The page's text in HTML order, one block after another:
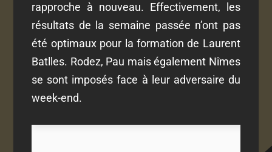
rapproche à nouveau. Effectivement, les
résultats de la semaine passée n’ont pas
été optimaux pour la formation de Laurent
Batlles. Rodez, Pau mais également Nîmes
se sont imposés face à leur adversaire du
week-end.